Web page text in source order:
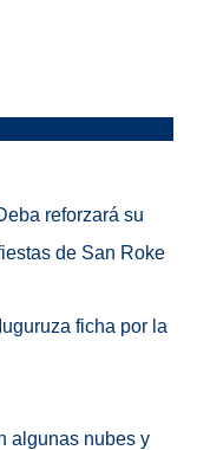
reforzará su
de San Roke
ficha por la
algunas nubes y